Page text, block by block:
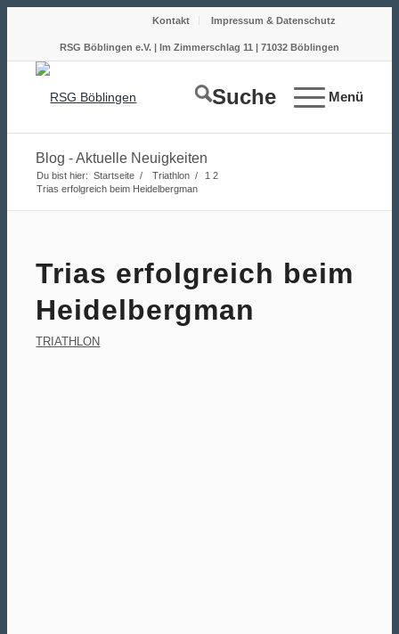
Kontakt Impressum & Datenschutz
RSG Böblingen e.V. | Im Zimmerschlag 11 | 71032 Böblingen
Suche Menü
Blog - Aktuelle Neuigkeiten
Du bist hier: Startseite 1
/ Triathlon 2
/
Trias erfolgreich beim Heidelbergman
Trias erfolgreich beim
Heidelbergman
TRIATHLON